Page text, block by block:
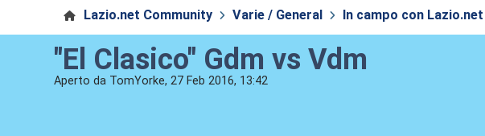
Lazio.net Community Varie / General In campo con Lazio.net
"El Clasico" Gdm vs Vdm
Aperto da TomYorke, 27 Feb 2016, 13:42